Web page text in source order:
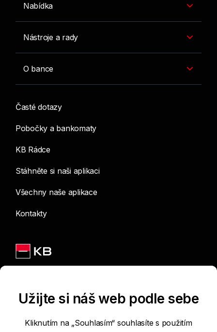
Nabídka
Nástroje a rady
O bance
Časté dotazy
Pobočky a bankomaty
KB Rádce
Stáhněte si naši aplikaci
Všechny naše aplikace
Kontakty
Užijte si náš web podle sebe
Kliknutím na „Souhlasím“ souhlasíte s použitím